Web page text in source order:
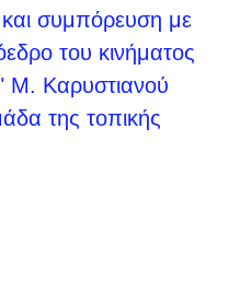
συμπόρευση με
του κινήματος
Μ. Καρυστιανού
της τοπικής